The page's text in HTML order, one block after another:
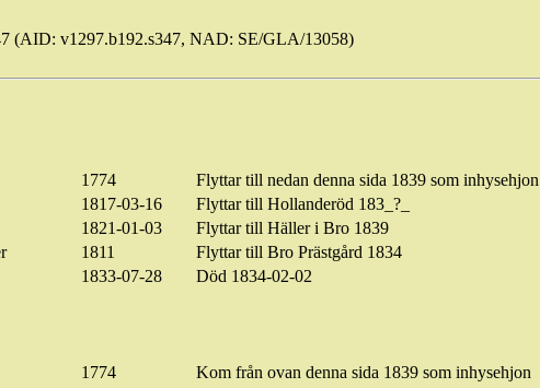
(AID: v1297.b192.s347, NAD: SE/GLA/13058)
1774 Flyttar till nedan denna sida 1839 som inhysehjon
1817-03-16 Flyttar till Hollanderöd 183_?_
1821-01-03
Flyttar till Häller i Bro 1839
1811
Flyttar till Bro Prästgård 1834
1833-07-28 Död 1834-02-02
1774 Kom från ovan denna sida 1839 som inhysehjon